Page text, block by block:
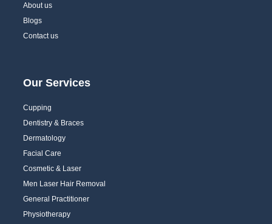
About us
Blogs
Contact us
Our Services
Cupping
Dentistry & Braces
Dermatology
Facial Care
Cosmetic & Laser
Men Laser Hair Removal
General Practitioner
Physiotherapy